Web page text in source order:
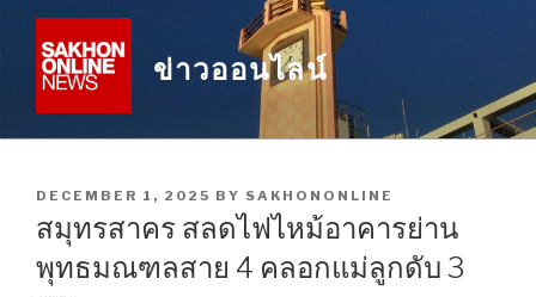
content
ข่าวออนไลน์
POSTED
DECEMBER 1, 2025 BY SAKHONONLINE
สมุทรสาคร สลดไฟไหม้อาคารย่าน
พุทธมณฑลสาย 4 คลอกแม่ลูกดับ 3